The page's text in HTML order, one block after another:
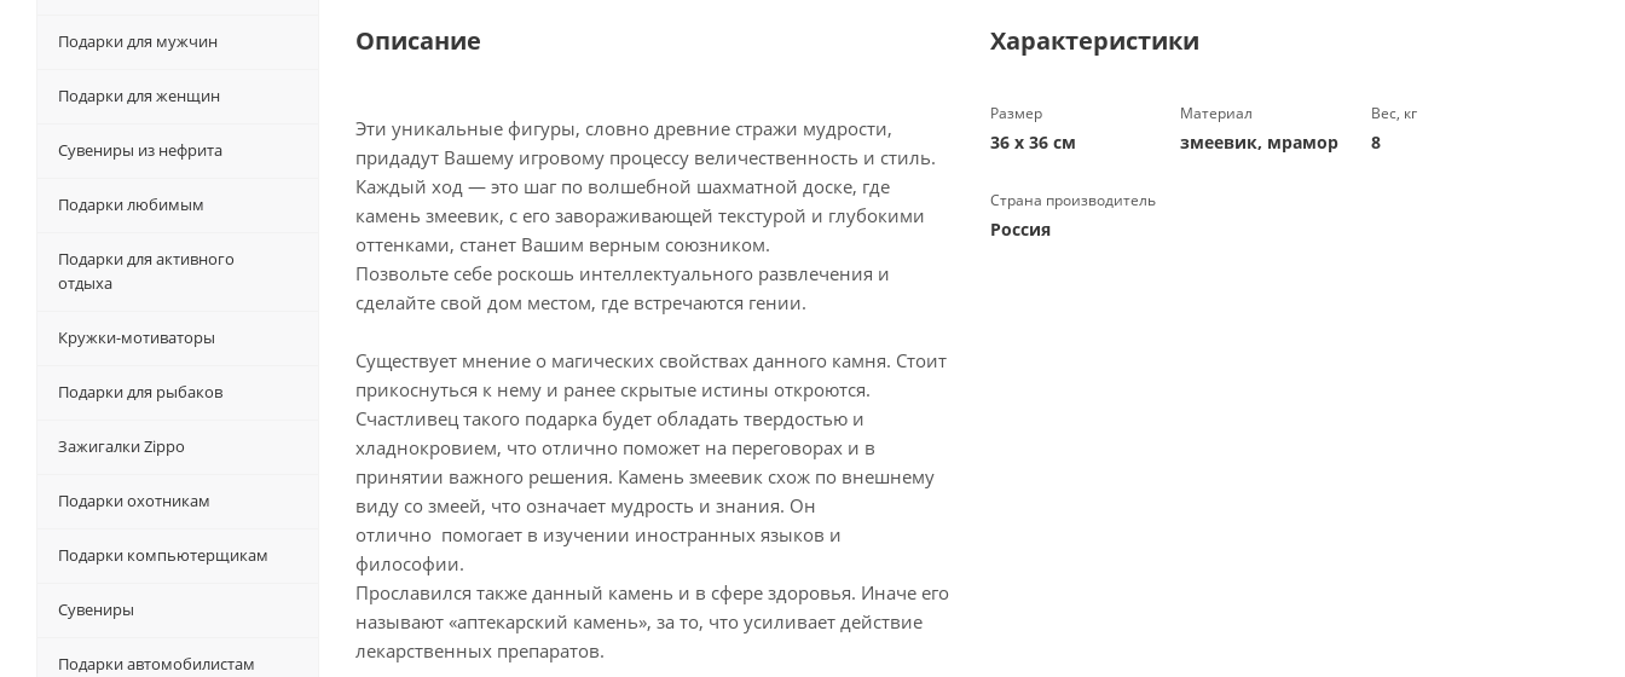
Описание
Эти уникальные фигуры, словно древние стражи мудрости,
придадут Вашему игровому процессу величественность и стиль.
Каждый ход — это шаг по волшебной шахматной доске, где
камень змеевик, с его завораживающей текстурой и глубокими
оттенками, станет Вашим верным союзником.
Позвольте себе роскошь интеллектуального развлечения и
сделайте свой дом местом, где встречаются гении.
Существует мнение о магических свойствах данного камня. Стоит
прикоснуться к нему и ранее скрытые истины откроются.
Счастливец такого подарка будет обладать твердостью и
хладнокровием, что отлично поможет на переговорах и в
принятии важного решения. Камень змеевик схож по внешнему
виду со змеей, что означает мудрость и знания. Он
отлично помогает в изучении иностранных языков и
философии.
Прославился также данный камень и в сфере здоровья. Иначе его
называют «аптекарский камень», за то, что усиливает действие
лекарственных препаратов.
Характеристики
Размер
36 х 36 см
Материал
змеевик, мрамор
Вес, кг
8
Страна производитель
Россия
Подарки для мужчин
Подарки для женщин
Сувениры из нефрита
Подарки любимым
Подарки для активного
отдыха
Кружки-мотиваторы
Подарки для рыбаков
Зажигалки Zippo
Подарки охотникам
Подарки компьютерщикам
Сувениры
Подарки автомобилистам